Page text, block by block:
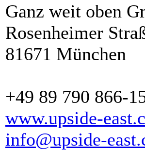
Ganz weit oben
Rosenheimer
81671 München
+49 89 790 866-
www.upside-
info@upside-